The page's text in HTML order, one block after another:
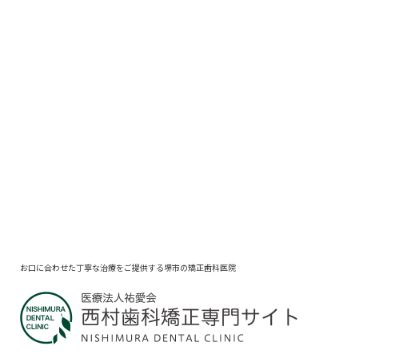
お口に合わせた丁寧な治療をご提供する堺市の矯正歯科医院